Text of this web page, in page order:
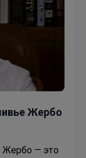
Жербо
Жербо — это